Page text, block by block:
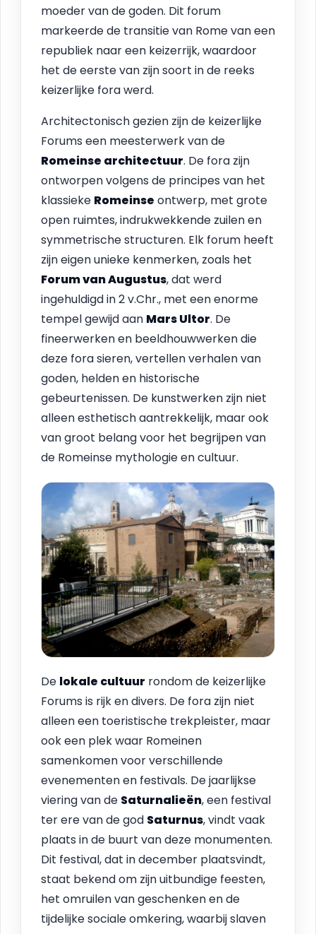
moeder van de goden. Dit forum
markeerde de transitie van Rome van een
republiek naar een keizerrijk, waardoor
het de eerste van zijn soort in de reeks
keizerlijke fora werd.
Architectonisch gezien zijn de keizerlijke
Forums een meesterwerk van de
Romeinse architectuur. De fora zijn
ontworpen volgens de principes van het
klassieke Romeinse ontwerp, met grote
open ruimtes, indrukwekkende zuilen en
symmetrische structuren. Elk forum heeft
zijn eigen unieke kenmerken, zoals het
Forum van Augustus, dat werd
ingehuldigd in 2 v.Chr., met een enorme
tempel gewijd aan Mars Ultor. De
fineerwerken en beeldhouwwerken die
deze fora sieren, vertellen verhalen van
goden, helden en historische
gebeurtenissen. De kunstwerken zijn niet
alleen esthetisch aantrekkelijk, maar ook
van groot belang voor het begrijpen van
de Romeinse mythologie en cultuur.
De lokale cultuur rondom de keizerlijke
Forums is rijk en divers. De fora zijn niet
alleen een toeristische trekpleister, maar
ook een plek waar Romeinen
samenkomen voor verschillende
evenementen en festivals. De jaarlijkse
viering van de Saturnalieën, een festival
ter ere van de god Saturnus, vindt vaak
plaats in de buurt van deze monumenten.
Dit festival, dat in december plaatsvindt,
staat bekend om zijn uitbundige feesten,
het omruilen van geschenken en de
tijdelijke sociale omkering, waarbij slaven